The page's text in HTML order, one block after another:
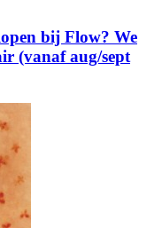
bij Flow? We
(vanaf aug/sept